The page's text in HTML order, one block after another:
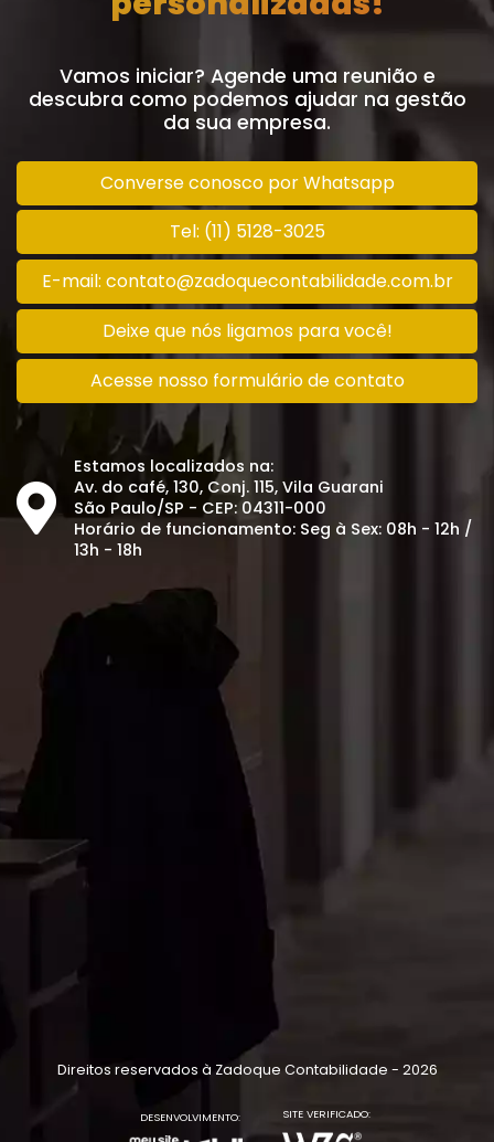
Vamos iniciar? Agende uma reunião e
descubra como podemos ajudar na gestão
da sua empresa.
Converse conosco por Whatsapp
Tel: (11) 5128-3025
E-mail: contato@zadoquecontabilidade.com.br
Deixe que nós ligamos para você!
Acesse nosso formulário de contato
Estamos localizados na:
Av. do café, 130, Conj. 115, Vila Guarani
São Paulo/SP - CEP: 04311-000
Horário de funcionamento: Seg à Sex: 08h - 12h /
13h - 18h
Direitos reservados à Zadoque Contabilidade - 2026
DESENVOLVIMENTO: SITE VERIFICADO: